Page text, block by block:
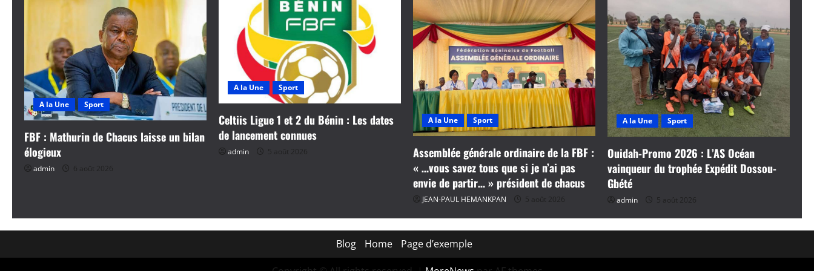
A la Une Sport
FBF : Mathurin de Chacus laisse un bilan
élogieux
admin 6 août 2026
A la Une Sport
Celtiis Ligue 1 et 2 du Bénin : Les dates
de lancement connues
admin 5 août 2026
A la Une Sport
Assemblée générale ordinaire de la FBF :
« …vous savez tous que si je n’ai pas
envie de partir… » président de chacus
JEAN-PAUL HEMANKPAN 5 août 2026
A la Une Sport
Ouidah-Promo 2026 : L’AS Océan
vainqueur du trophée Expédit Dossou-
Gbété
admin 5 août 2026
Blog Home Page d’exemple